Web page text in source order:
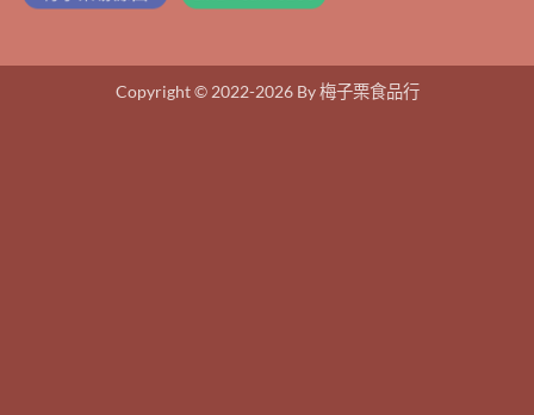
Copyright © 2022-2026 By 梅子栗食品行